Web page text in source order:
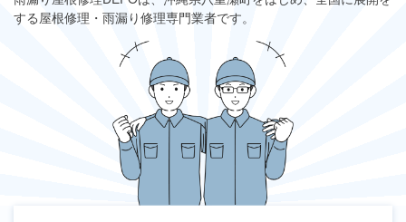
する屋根修理・雨漏り修理専門業者です。